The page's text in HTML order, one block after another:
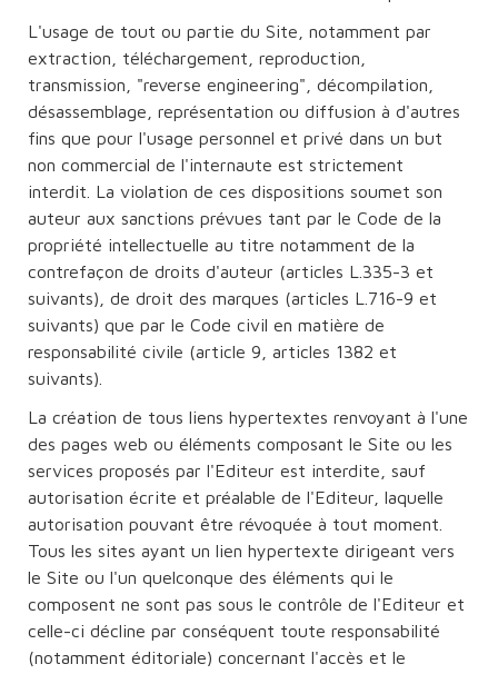
L'usage de tout ou partie du Site, notamment par
extraction, téléchargement, reproduction,
transmission, "reverse engineering", décompilation,
désassemblage, représentation ou diffusion à d'autres
fins que pour l'usage personnel et privé dans un but
non commercial de l'internaute est strictement
interdit. La violation de ces dispositions soumet son
auteur aux sanctions prévues tant par le Code de la
propriété intellectuelle au titre notamment de la
contrefaçon de droits d'auteur (articles L.335-3 et
suivants), de droit des marques (articles L.716-9 et
suivants) que par le Code civil en matière de
responsabilité civile (article 9, articles 1382 et
suivants).
La création de tous liens hypertextes renvoyant à l'une
des pages web ou éléments composant le Site ou les
services proposés par l'Editeur est interdite, sauf
autorisation écrite et préalable de l'Editeur, laquelle
autorisation pouvant être révoquée à tout moment.
Tous les sites ayant un lien hypertexte dirigeant vers
le Site ou l'un quelconque des éléments qui le
composent ne sont pas sous le contrôle de l'Editeur et
celle-ci décline par conséquent toute responsabilité
(notamment éditoriale) concernant l'accès et le